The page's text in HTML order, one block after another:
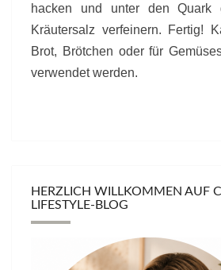
hacken und unter den Quark
Kräutersalz verfeinern. Fertig!
Brot, Brötchen oder für
verwendet werden.
HERZLICH WILLKOMMEN AUF
LIFESTYLE-BLOG